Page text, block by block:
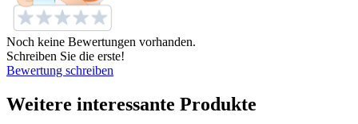
Noch keine Bewertungen vorhanden.
Schreiben Sie die erste!
Bewertung schreiben
Weitere interessante Produkte